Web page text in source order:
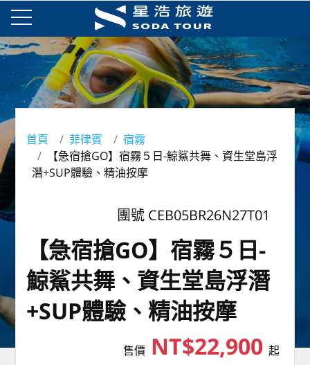
首頁 菲律賓
宿霧
【急宿搶GO】宿霧５日-鯨鯊共舞、資生堂島浮
潛+SUP體驗、精油按摩
團號 CEB05BR26N27T01
【急宿搶GO】宿霧５日-
鯨鯊共舞、資生堂島浮潛
+SUP體驗、精油按摩
售價NT$22,900 起